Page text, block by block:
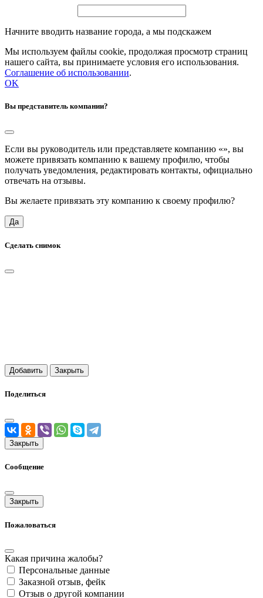
Начните вводить название города, а мы подскажем
Мы используем файлы cookie, продолжая просмотр страниц
нашего сайта, вы принимаете условия его использования.
Соглашение об использовании.
OK
Вы представитель компании?
Если вы руководитель или представляете компанию «», вы
можете привязать компанию к вашему профилю, чтобы
получать уведомления, редактировать контакты, официально
отвечать на отзывы.
Вы желаете привязать эту компанию к своему профилю?
Да
Сделать снимок
Добавить Закрыть
Поделиться
Закрыть
Сообщение
Закрыть
Пожаловаться
Какая причина жалобы?
Персональные данные
Заказной отзыв, фейк
Отзыв о другой компании